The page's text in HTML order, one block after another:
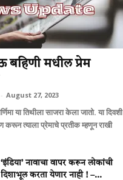
बहिणी मधील प्रेम
- August 27, 2023
या तिथीला साजरा केला जातो. या दि‍वशी
करून त्याला प्रेमाचे प्रतीक म्हणून राखी
‘इंडिया’ नावाचा वापर करून लोकांची
दिशाभूल करता येणार नाही ! –...